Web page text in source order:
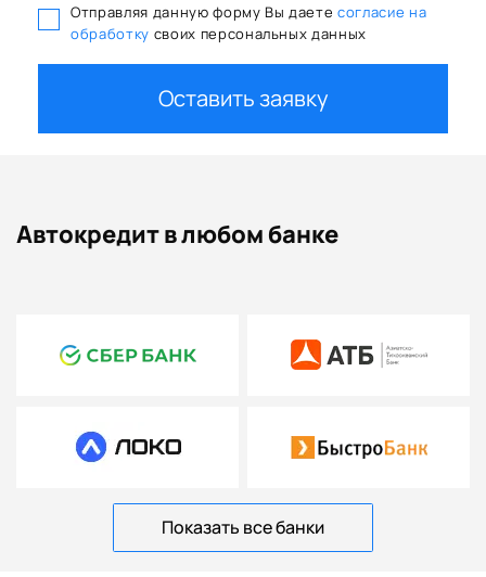
Отправляя данную форму Вы даете согласие на
обработку своих персональных данных
Оставить заявку
Автокредит в любом банке
Показать все банки